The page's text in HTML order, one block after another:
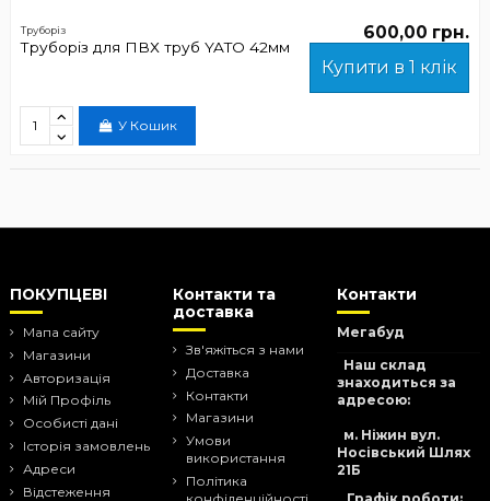
Труборіз
Труборіз для ПВХ труб YATO 42мм
600,00 грн.
Купити в 1 клік
У Кошик
ПОКУПЦЕВІ
Мапа сайту
Магазини
Авторизація
Мій Профіль
Особисті дані
Історія замовлень
Адреси
Відстеження
Контакти та
доставка
Зв'яжіться з нами
Доставка
Контакти
Магазини
Умови
використання
Політика
Контакти
Мегабуд
Наш склад
знаходиться за
адресою:
м. Ніжин вул.
Носівський Шлях
21Б